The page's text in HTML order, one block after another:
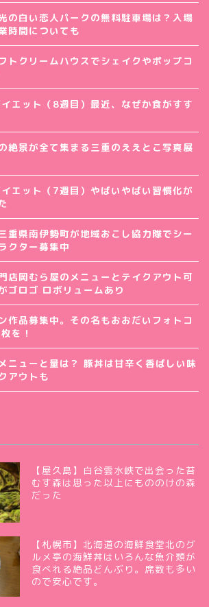
の白い恋人パークの無料駐車場は？入場
時間についても
トクリームハウスでシェイクやポップコ
エット（8週目）最近、なぜか食がすす
絶景が全て集まる三重のええとこ写真展
エット（7週目）やばいやばい習慣化が
重県南伊勢町が地域おこし協力隊でシー
クター募集中
店岡むら屋のメニューとテイクアウト可
ゴロゴ ロボリュームあり
作品募集中。その名もおおだいフォトコ
を！
ニューと量は？ 豚丼は甘辛く香ばしい味
アウトも
【屋久島】白谷雲水峡で出会った苔
むす森は思った以上にもののけの森
だった
【札幌市】北海道の海鮮食堂北のグ
ルメ亭の海鮮丼はいろんな魚介類が
食べれる絶品どんぶり。席数も多い
ので安心です。